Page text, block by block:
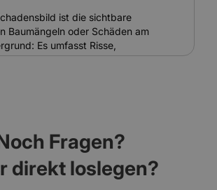
ist notwendig, da
oft keinen Schutz
ist die sichtbare
Baumängeln oder Schäden am
Es umfasst Risse,
Abplatzungen oder
und Kalkulation.
Fragen?
direkt loslegen?